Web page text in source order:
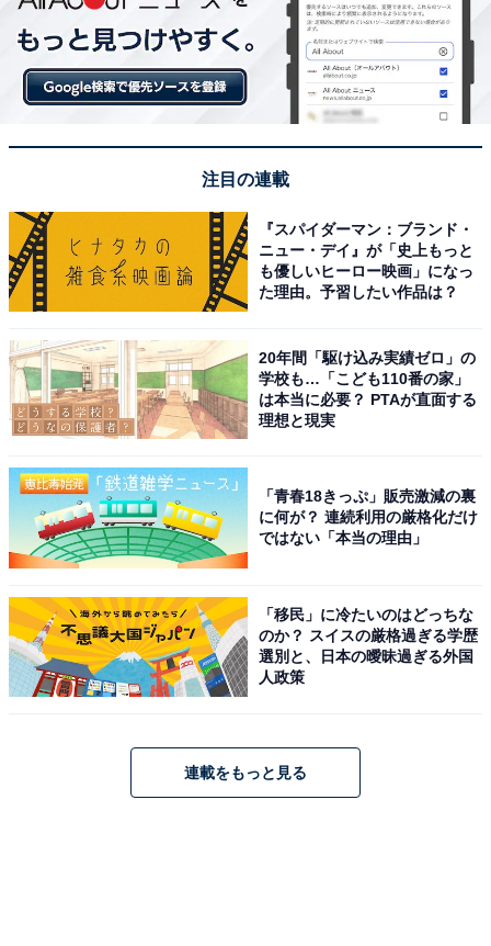
注目の連載
『スパイダーマン：ブランド・
ニュー・デイ』が「史上もっと
も優しいヒーロー映画」になっ
た理由。予習したい作品は？
20年間「駆け込み実績ゼロ」の
学校も…「こども110番の家」
は本当に必要？ PTAが直面する
理想と現実
「青春18きっぷ」販売激減の裏
に何が？ 連続利用の厳格化だけ
ではない「本当の理由」
「移民」に冷たいのはどっちな
のか？ スイスの厳格過ぎる学歴
選別と、日本の曖昧過ぎる外国
人政策
連載をもっと見る